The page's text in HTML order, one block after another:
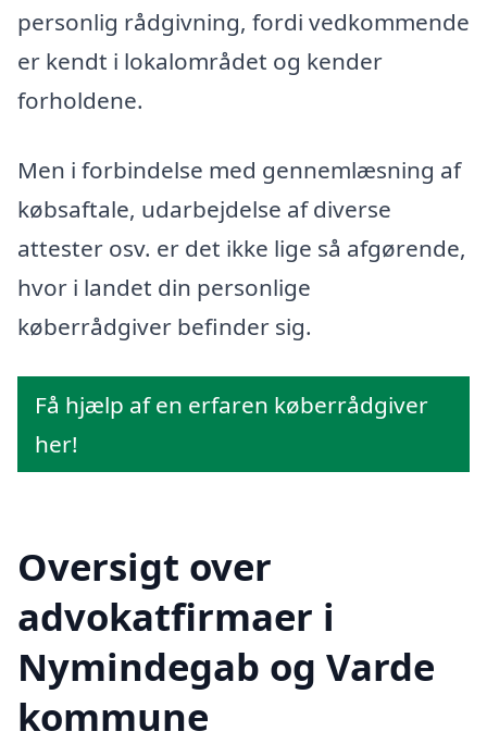
personlig rådgivning, fordi vedkommende
er kendt i lokalområdet og kender
forholdene.
Men i forbindelse med gennemlæsning af
købsaftale, udarbejdelse af diverse
attester osv. er det ikke lige så afgørende,
hvor i landet din personlige
køberrådgiver befinder sig.
Få hjælp af en erfaren køberrådgiver
her!
Oversigt over
advokatfirmaer i
Nymindegab og Varde
kommune